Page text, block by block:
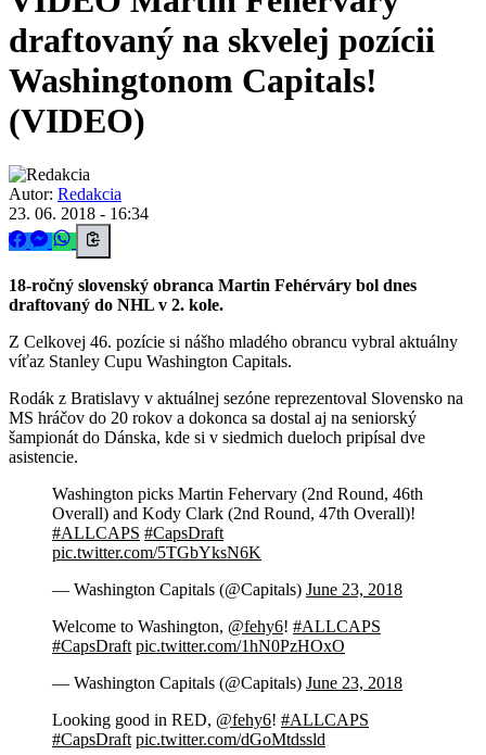
draftovaný na skvelej pozícii
Washingtonom Capitals!
(VIDEO)
Autor: Redakcia
23. 06. 2018 - 16:34
18-ročný slovenský obranca Martin Fehérváry bol dnes
draftovaný do NHL v 2. kole.
Z Celkovej 46. pozície si nášho mladého obrancu vybral aktuálny
víťaz Stanley Cupu Washington Capitals.
Rodák z Bratislavy v aktuálnej sezóne reprezentoval Slovensko na
MS hráčov do 20 rokov a dokonca sa dostal aj na seniorský
šampionát do Dánska, kde si v siedmich dueloch pripísal dve
asistencie.
Washington picks Martin Fehervary (2nd Round, 46th
Overall) and Kody Clark (2nd Round, 47th Overall)!
#ALLCAPS #CapsDraft
pic.twitter.com/5TGbYksN6K
— Washington Capitals (@Capitals) June 23, 2018
Welcome to Washington, @fehy6! #ALLCAPS
#CapsDraft pic.twitter.com/1hN0PzHOxO
— Washington Capitals (@Capitals) June 23, 2018
Looking good in RED, @fehy6! #ALLCAPS
#CapsDraft pic.twitter.com/dGoMtdssld